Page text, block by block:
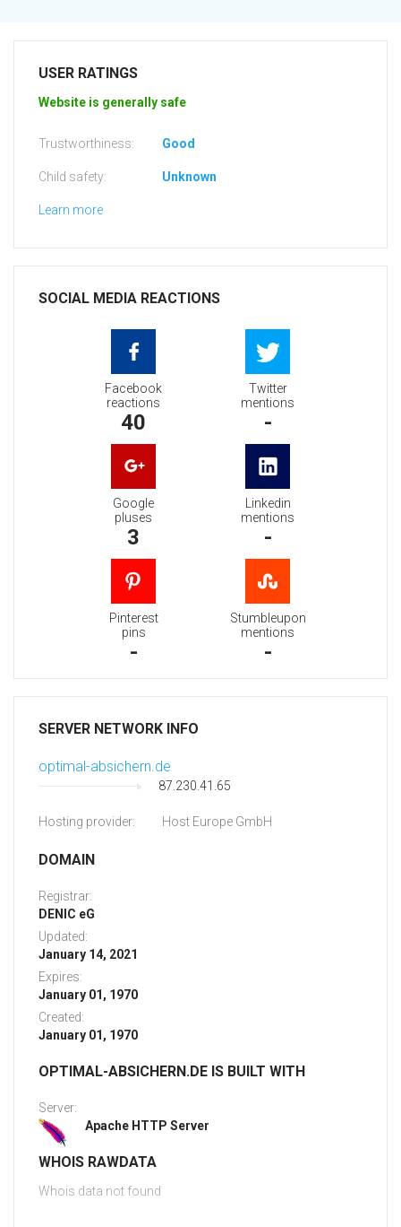
USER RATINGS
Website is generally safe
Trustworthiness: Good
Child safety: Unknown
Learn more
SOCIAL MEDIA REACTIONS
Facebook
reactions
40
Twitter
mentions
-
Google
pluses
3
Linkedin
mentions
-
Pinterest
pins
-
Stumbleupon
mentions
-
SERVER NETWORK INFO
optimal-absichern.de
87.230.41.65
Hosting provider: Host Europe GmbH
DOMAIN
Registrar:
DENIC eG
Updated:
January 14, 2021
Expires:
January 01, 1970
Created:
January 01, 1970
OPTIMAL-ABSICHERN.DE IS BUILT WITH
Server:
Apache HTTP Server
WHOIS RAWDATA
Whois data not found